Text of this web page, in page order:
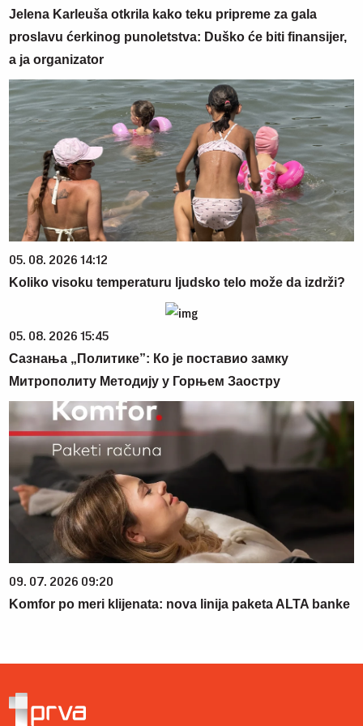
Jelena Karleuša otkrila kako teku pripreme za gala
proslavu ćerkinog punoletstva: Duško će biti finansijer,
a ja organizator
05. 08. 2026 14:12
Koliko visoku temperaturu ljudsko telo može da izdrži?
05. 08. 2026 15:45
Сазнања „Политике”: Ко је поставио замку
Митрополиту Методију у Горњем Заостру
09. 07. 2026 09:20
Komfor po meri klijenata: nova linija paketa ALTA banke